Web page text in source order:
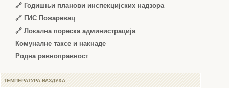
🔗 Годишњи планови инспекцијских надзора
🔗 ГИС Пожаревац
🔗 Локална пореска администрација
Комуналне таксе и накнаде
Родна равноправност
ТЕМПЕРАТУРА ВАЗДУХА